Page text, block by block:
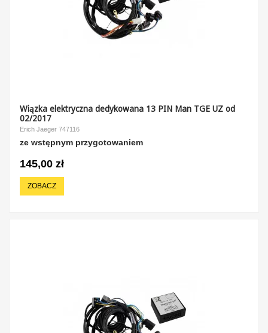
Wiązka elektryczna dedykowana 13 PIN Man TGE UZ od
02/2017
Erich Jaeger 747116
ze wstępnym przygotowaniem
145,00 zł
ZOBACZ